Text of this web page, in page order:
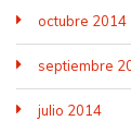
octubre 2014
septiembre
julio 2014